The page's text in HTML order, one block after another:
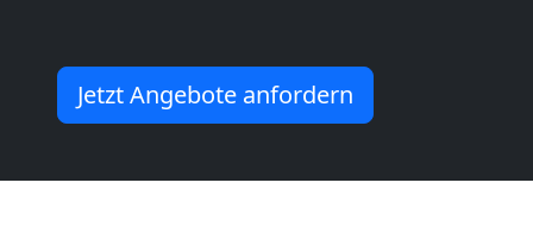
Jetzt Angebote anfordern
Beiladung
National